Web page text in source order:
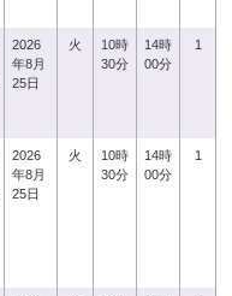
2026
年8月
25日
火
10時
30分
14時
00分
1
2026
年8月
25日
火
10時
30分
14時
00分
1